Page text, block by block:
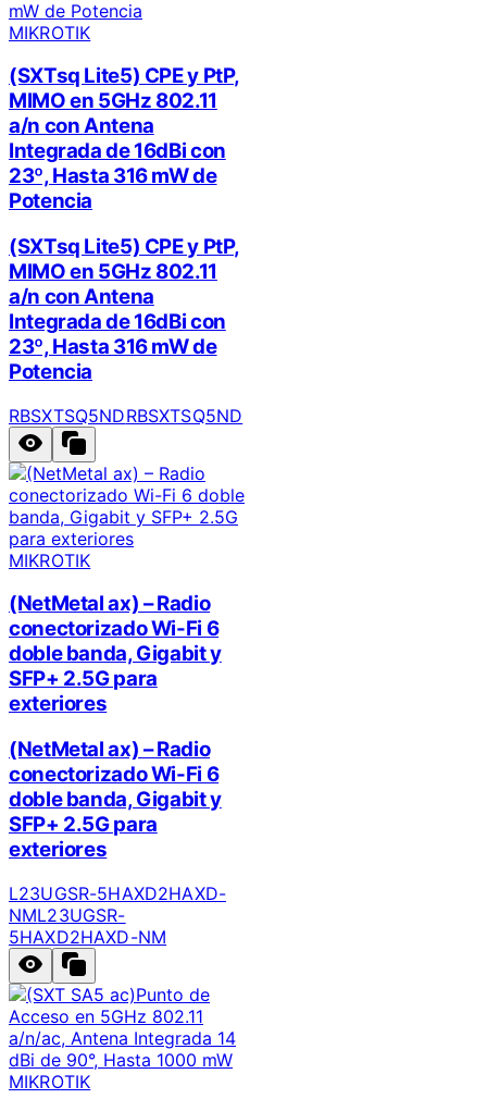
MIKROTIK
(SXTsq Lite5) CPE y PtP,
MIMO en 5GHz 802.11
a/n con Antena
Integrada de 16dBi con
23º, Hasta 316 mW de
Potencia
(SXTsq Lite5) CPE y PtP,
MIMO en 5GHz 802.11
a/n con Antena
Integrada de 16dBi con
23º, Hasta 316 mW de
Potencia
RBSXTSQ5NDRBSXTSQ5ND
MIKROTIK
(NetMetal ax) – Radio
conectorizado Wi-Fi 6
doble banda, Gigabit y
SFP+ 2.5G para
exteriores
(NetMetal ax) – Radio
conectorizado Wi-Fi 6
doble banda, Gigabit y
SFP+ 2.5G para
exteriores
L23UGSR-5HAXD2HAXD-
NML23UGSR-
5HAXD2HAXD-NM
MIKROTIK